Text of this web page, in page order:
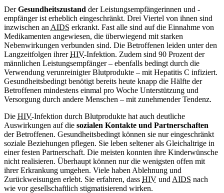
DerGesundheitszustand der Leistungsempfängerinnen und -
empfänger ist erheblich eingeschränkt. Drei Viertel von ihnen sind
inzwischen an AIDS erkrankt. Fast alle sind auf die Einnahme von
Medikamenten angewiesen, die überwiegend mit starken
Nebenwirkungen verbunden sind. Die Betroffenen leiden unter den
Langzeitfolgen ihrerHIV-Infektion. Zudem sind 90 Prozent der
männlichen Leistungsempfänger – ebenfalls bedingt durch die
Verwendung verunreinigter Blutprodukte – mit Hepatitis C infiziert.
Gesundheitsbedingt benötigt bereits heute knapp die Hälfte der
Betroffenen mindestens einmal pro Woche Unterstützung und
Versorgung durch andere Menschen – mit zunehmender Tendenz.
Die HIV-Infektion durch Blutprodukte hat auch deutliche
Auswirkungen auf die sozialen Kontakte und Partnerschaften
der Betroffenen. Gesundheitsbedingt können sie nur eingeschränkt
soziale Beziehungen pflegen. Sie leben seltener als Gleichaltrige in
einer festen Partnerschaft. Die meisten konnten ihre Kinderwünsche
nicht realisieren. Überhaupt können nur die wenigsten offen mit
ihrer Erkrankung umgehen. Viele haben Ablehnung und
Zurückweisungen erlebt. Sie erfahren, dass HIV und AIDS nach
wie vor gesellschaftlich stigmatisierend wirken.